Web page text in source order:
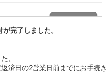
完了しました。
。
済日の2営業日前までにお手続き